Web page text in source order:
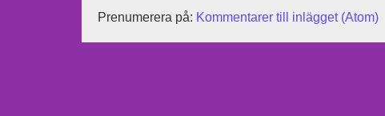
Prenumerera på: Kommentarer till inlägget (Atom)